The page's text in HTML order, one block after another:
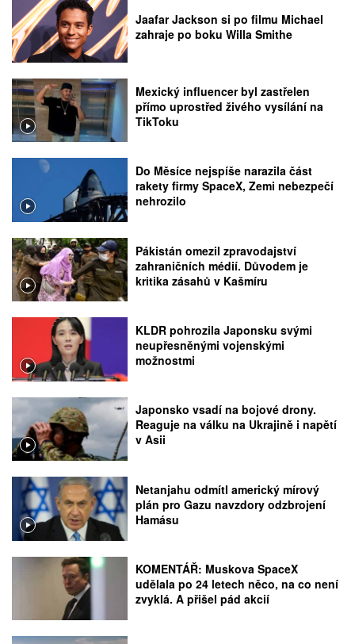
Jaafar Jackson si po filmu Michael
zahraje po boku Willa Smithe
Mexický influencer byl zastřelen
přímo uprostřed živého vysílání na
TikToku
Do Měsíce nejspíše narazila část
rakety firmy SpaceX, Zemi nebezpečí
nehrozilo
Pákistán omezil zpravodajství
zahraničních médií. Důvodem je
kritika zásahů v Kašmíru
KLDR pohrozila Japonsku svými
neupřesněnými vojenskými
možnostmi
Japonsko vsadí na bojové drony.
Reaguje na válku na Ukrajině i napětí
v Asii
Netanjahu odmítl americký mírový
plán pro Gazu navzdory odzbrojení
Hamásu
KOMENTÁŘ: Muskova SpaceX
udělala po 24 letech něco, na co není
zvyklá. A přišel pád akcií